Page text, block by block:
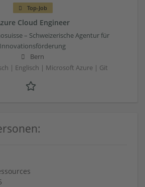
Top-Job
Cloud Engineer
– Schweizerische Agentur für
Innovationsförderung
Bern
| Englisch | Microsoft Azure | Git